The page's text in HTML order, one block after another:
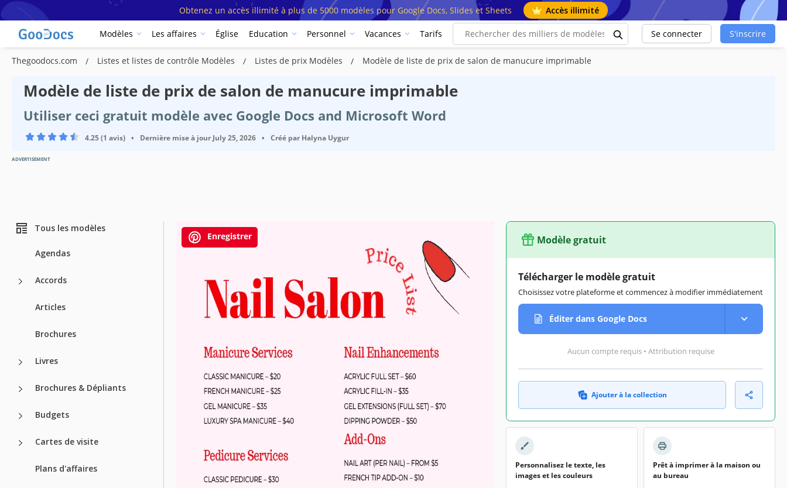
Obtenez un accès illimité à plus de 5000 modèles pour Google Docs, Slides et Sheets Accès illimité
Modèles Les affaires Église Education Personnel Vacances Tarifs Se connecter S'inscrire
Thegoodocs.com Listes et listes de contrôle Modèles Listes de prix Modèles Modèle de liste de prix de salon de manucure imprimable
Modèle de liste de prix de salon de manucure imprimable
Utiliser ceci gratuit modèle avec Google Docs and Microsoft Word
4.25 (1 avis) • Dernière mise à jour July 25, 2026 • Créé par Halyna Uygur
ADVERTISEMENT
Tous les modèles
Agendas
Accords
Articles
Brochures
Livres
Brochures & Dépliants
Budgets
Cartes de visite
Plans d'affaires
Enregistrer Modèle gratuit
Télécharger le modèle gratuit
Choisissez votre plateforme et commencez à modifier immédiatement
Éditer dans Google Docs
Aucun compte requis • Attribution requise
Ajouter à la collection
Personnalisez le texte, les
images et les couleurs
Prêt à imprimer à la maison ou
au bureau